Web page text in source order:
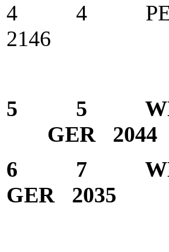
4 4
2146
5 5
GER 2044
6 7
GER 2035